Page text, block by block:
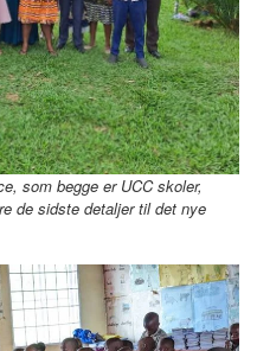
LOGIN
som begge er UCC skoler,
de sidste detaljer til det nye